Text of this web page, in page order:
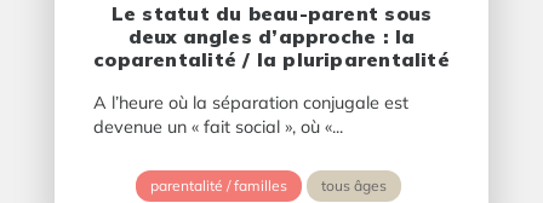
Le statut du beau-parent sous
deux angles d’approche : la
coparentalité / la pluriparentalité
A l’heure où la séparation conjugale est
devenue un « fait social », où «...
parentalité / familles tous âges